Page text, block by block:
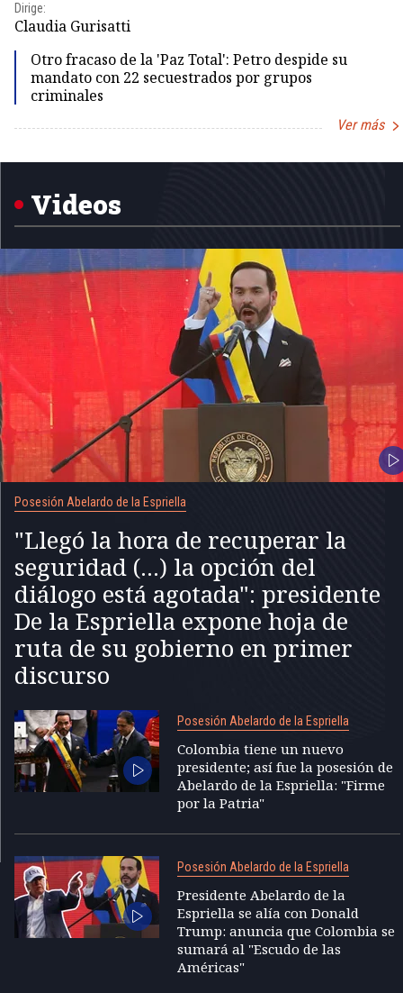
Dirige:
Claudia Gurisatti
Otro fracaso de la 'Paz Total': Petro despide su
mandato con 22 secuestrados por grupos
criminales
Ver más
1
Videos
Posesión Abelardo de la Espriella
"Llegó la hora de recuperar la
seguridad (...) la opción del
diálogo está agotada": presidente
De la Espriella expone hoja de
ruta de su gobierno en primer
discurso
Posesión Abelardo de la Espriella
Colombia tiene un nuevo
presidente; así fue la posesión de
Abelardo de la Espriella: "Firme
por la Patria"
Posesión Abelardo de la Espriella
Presidente Abelardo de la
Espriella se alía con Donald
Trump: anuncia que Colombia se
sumará al "Escudo de las
Américas"